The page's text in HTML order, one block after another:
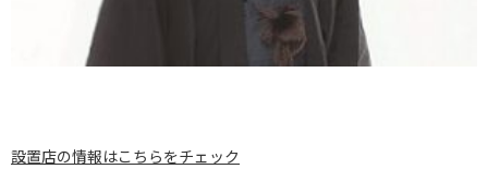
設置店の情報はこちらをチェック